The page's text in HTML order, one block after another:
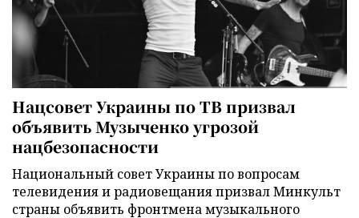
Нацсовет Украины по ТВ призвал
объявить Музыченко угрозой
нацбезопасности
Национальный совет Украины по вопросам
телевидения и радиовещания призвал Минкульт
страны объявить фронтмена музыкального